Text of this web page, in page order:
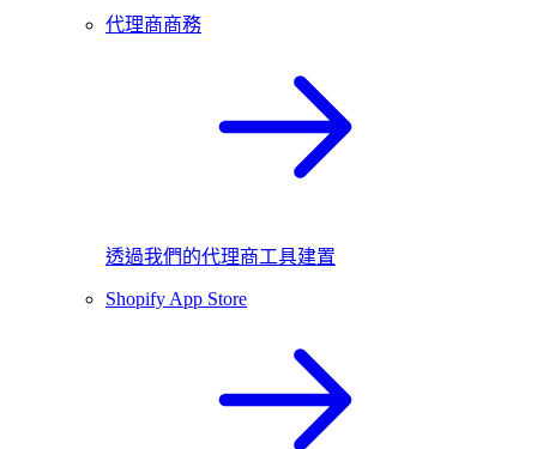
代理商商務
透過我們的代理商工具建置
Shopify App Store